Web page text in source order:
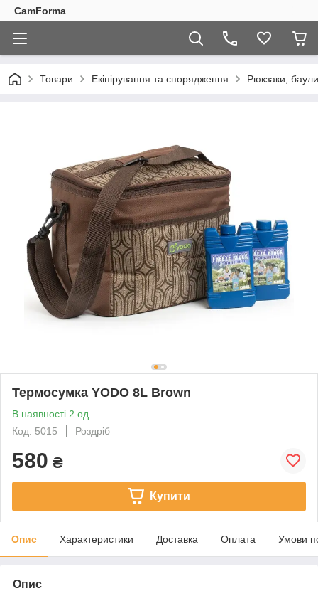
CamForma
Товари Екіпірування та спорядження Рюкзаки,
Термосумка YODO 8L Brown
В наявності 2 од.
Код: 5015
Роздріб
580 ₴
Купити
Опис Характеристики Доставка Оплата Умови
Опис